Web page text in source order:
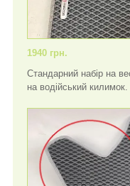
1940 грн.
Стандарний набір на
на водійський